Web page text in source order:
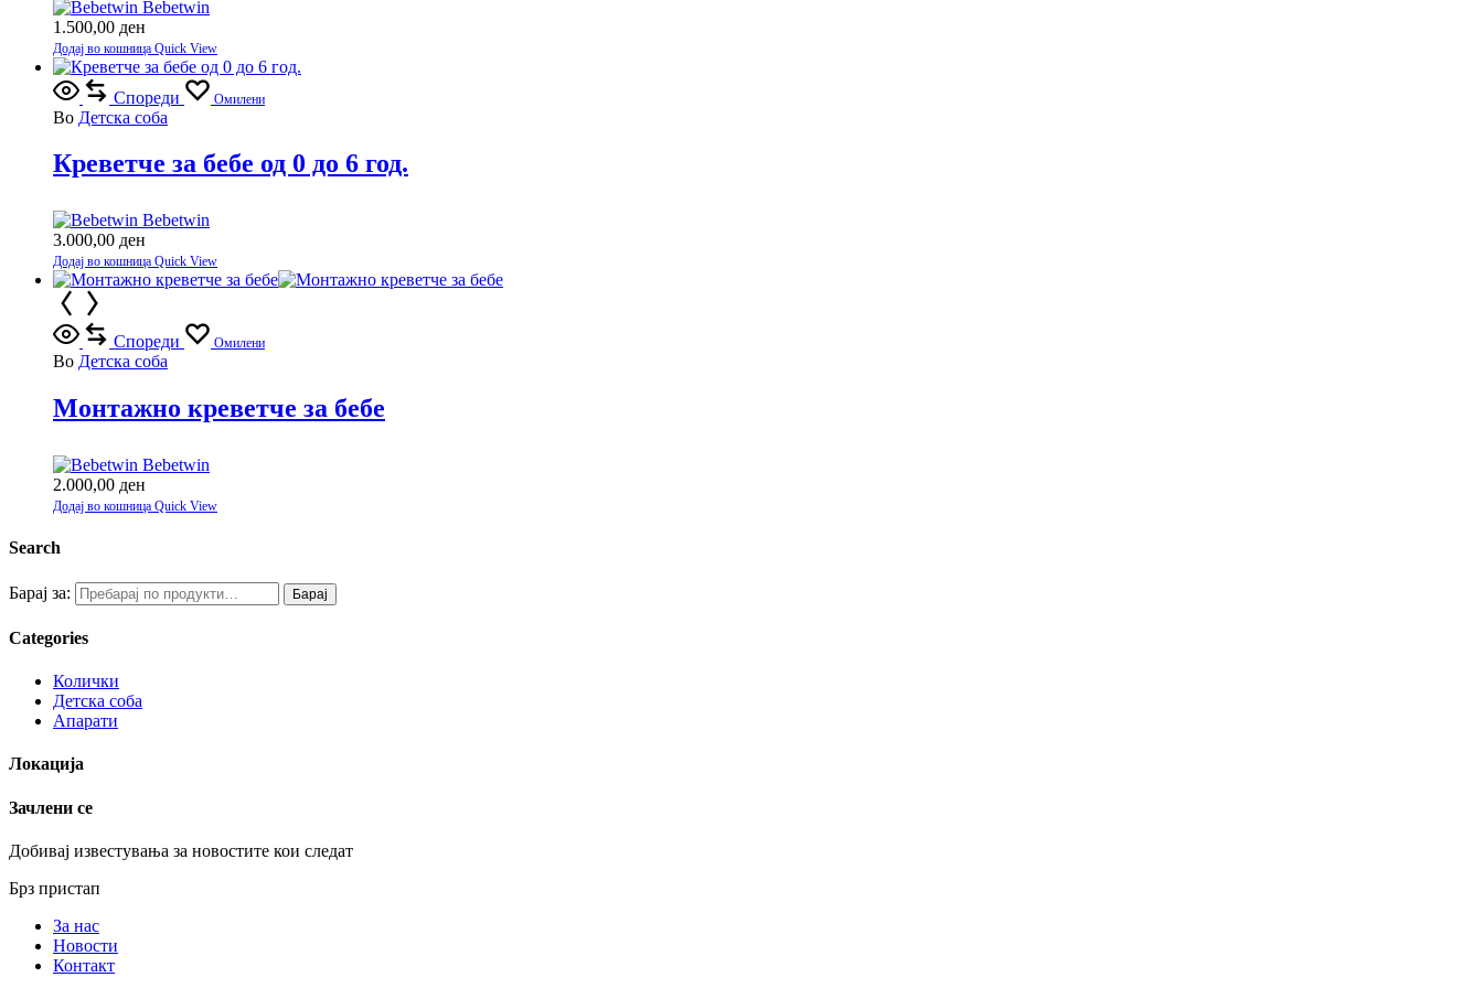
Bebetwin
1.500,00 ден
Додај во кошница Quick View
Спореди Омилени
Во Детска соба
Креветче за бебе од 0 до 6 год.
Bebetwin
3.000,00 ден
Додај во кошница Quick View
Спореди Омилени
Во Детска соба
Монтажно креветче за бебе
Bebetwin
2.000,00 ден
Додај во кошница Quick View
Search
Барај за: Барај
Categories
Колички
Детска соба
Апарати
Локација
Зачлени се
Добивај известувања за новостите кои следат
Брз пристап
За нас
Новости
Контакт